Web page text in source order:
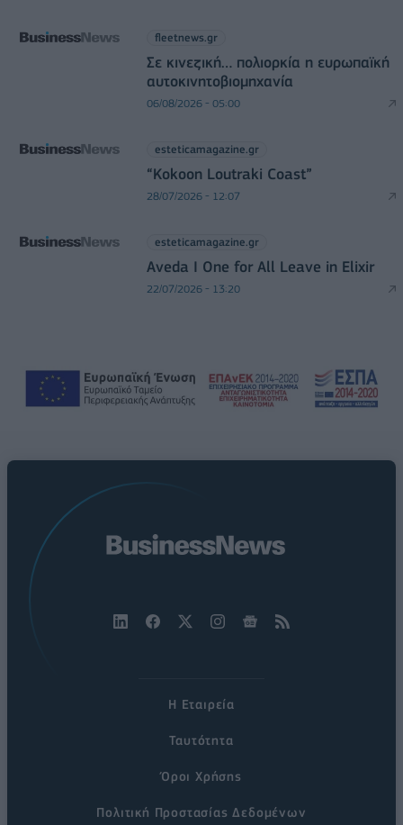
fleetnews.gr
Σε κινεζική… πολιορκία η ευρωπαϊκή
αυτοκινητοβιομηχανία
06/08/2026 - 05:00
esteticamagazine.gr
“Kokoon Loutraki Coast”
28/07/2026 - 12:07
esteticamagazine.gr
Aveda I One for All Leave in Elixir
22/07/2026 - 13:20
Η Εταιρεία
Ταυτότητα
Όροι Χρήσης
Πολιτική Προστασίας Δεδομένων